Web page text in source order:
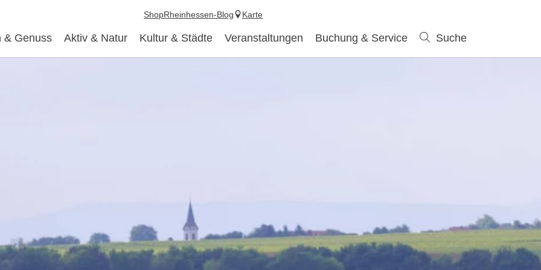
& Genuss Aktiv & Natur Kultur & Städte Veranstaltungen Buchung & Service Suche
ShopRheinhessen-Blog Karte